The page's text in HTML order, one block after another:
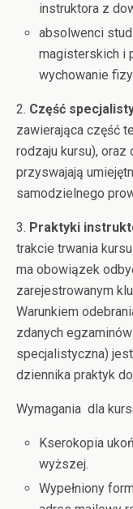
instruktora z
absolwenci
magisterskich i
wychowanie
2. Część
zawierająca część
rodzaju kursu),
przyswajają
samodzielnego
3. Praktyki
trakcie trwania
ma obowiązek
zarejestrowanym
Warunkiem
zdanych
specjalistyczna)
dziennika praktyk
Wymagania dla
Kserokopia
wyższej.
Wypełniony